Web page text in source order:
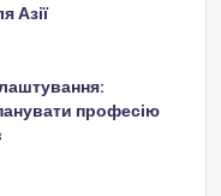
Азії
професію